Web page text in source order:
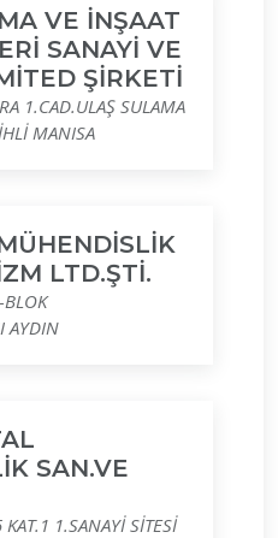
VE İNŞAAT
SANAYİ VE
ŞİRKETİ
1.CAD.ULAŞ SULAMA
MANISA
LTD.ŞTİ.
BLOK
AYDIN
SAN.VE
1.SANAYİ SİTESİ